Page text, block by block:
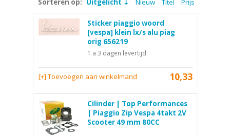
Sorteren op: Uitgelicht Nieuw Titel Prijs
Sticker piaggio woord
[vespa] klein lx/s alu piag
orig 656219
1 a 3 dagen levertijd
10,33
[+] Toevoegen aan winkelmand
Cilinder | Top Performances
| Piaggio Zip Vespa 4takt 2V
Scooter 49 mm 80CC